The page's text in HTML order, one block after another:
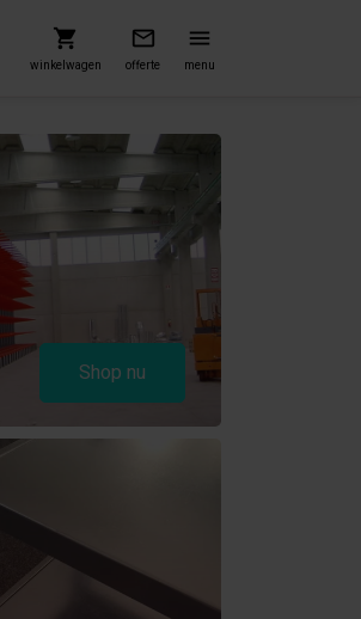
winkelwagen offerte menu
Shop nu